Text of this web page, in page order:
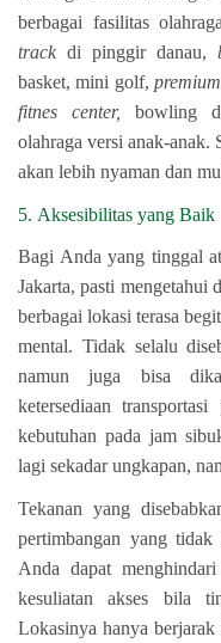
berbagai fasilitas
track di pinggir danau,
basket, mini golf,
fitnes center, bowling
olahraga versi anak-anak.
akan lebih nyaman dan
5. Aksesibilitas yang Baik
Bagi Anda yang tinggal
Jakarta, pasti mengetahui
berbagai lokasi terasa
mental. Tidak selalu
namun juga bisa
ketersediaan
kebutuhan pada jam
lagi sekadar ungkapan,
Tekanan yang
pertimbangan yang
Anda dapat
kesuliatan akses bila
Lokasinya hanya